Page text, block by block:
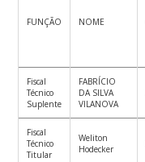
FUNÇÃO NOME
Fiscal
Técnico
Suplente
FABRÍCIO
DA SILVA
VILANOVA
Fiscal
Técnico
Titular
Weliton
Hodecker